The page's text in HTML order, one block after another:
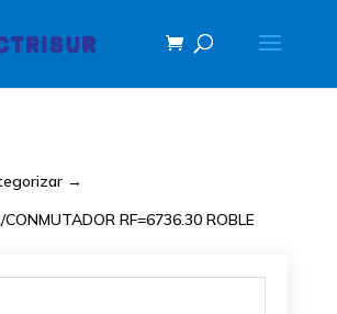
→
CONMUTADOR RF=6736.30 ROBLE